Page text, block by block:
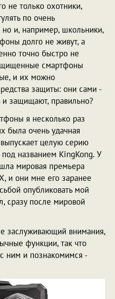
не только охотники,
по очень
и, например, школьники,
долго не живут, а
точно быстро не
смартфоны
и их можно
защиты: они сами -
защищают, правильно?
я несколько раз
была очень удачная
целую серию
названием KingKong. У
мировая премьера
и они мне его заранее
опубликовать мой
сразу после мировой
заслуживающий внимания,
функции, так что
ним и познакомимся -